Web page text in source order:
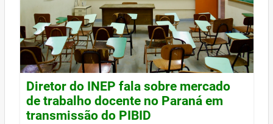
Diretor do INEP fala sobre mercado
de trabalho docente no Paraná em
transmissão do PIBID